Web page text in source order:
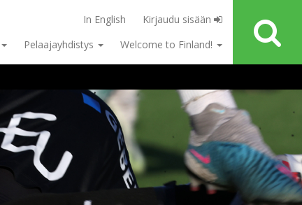
In English
Kirjaudu sisään
Pelaajayhdistys Welcome to Finland!